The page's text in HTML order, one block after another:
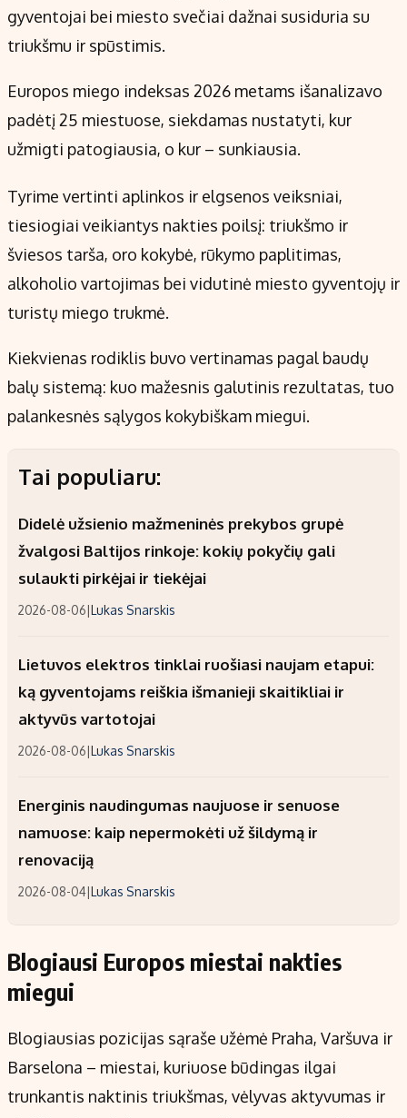
gyventojai bei miesto svečiai dažnai susiduria su
triukšmu ir spūstimis.
Europos miego indeksas 2026 metams išanalizavo
padėtį 25 miestuose, siekdamas nustatyti, kur
užmigti patogiausia, o kur – sunkiausia.
Tyrime vertinti aplinkos ir elgsenos veiksniai,
tiesiogiai veikiantys nakties poilsį: triukšmo ir
šviesos tarša, oro kokybė, rūkymo paplitimas,
alkoholio vartojimas bei vidutinė miesto gyventojų ir
turistų miego trukmė.
Kiekvienas rodiklis buvo vertinamas pagal baudų
balų sistemą: kuo mažesnis galutinis rezultatas, tuo
palankesnės sąlygos kokybiškam miegui.
Tai populiaru:
Didelė užsienio mažmeninės prekybos grupė
žvalgosi Baltijos rinkoje: kokių pokyčių gali
sulaukti pirkėjai ir tiekėjai
2026-08-06|Lukas Snarskis
Lietuvos elektros tinklai ruošiasi naujam etapui:
ką gyventojams reiškia išmanieji skaitikliai ir
aktyvūs vartotojai
2026-08-06|Lukas Snarskis
Energinis naudingumas naujuose ir senuose
namuose: kaip nepermokėti už šildymą ir
renovaciją
2026-08-04|Lukas Snarskis
Blogiausi Europos miestai nakties
miegui
Blogiausias pozicijas sąraše užėmė Praha, Varšuva ir
Barselona – miestai, kuriuose būdingas ilgai
trunkantis naktinis triukšmas, vėlyvas aktyvumas ir